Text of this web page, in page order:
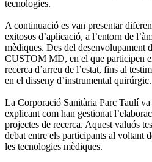
tecnologies.
A continuació es van presentar
exitosos d’aplicació, a l’entorn de
mèdiques. Des del desenvolupament
CUSTOM MD, en el que participen
recerca d’arreu de l’estat, fins al
en el disseny d’instrumental quirúrgic.
La Corporació Sanitària Parc Taulí
explicant com han gestionat
projectes de recerca. Aquest valuós
debat entre els participants al voltant
les tecnologies mèdiques.